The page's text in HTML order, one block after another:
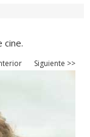
cine.
Siguiente >>